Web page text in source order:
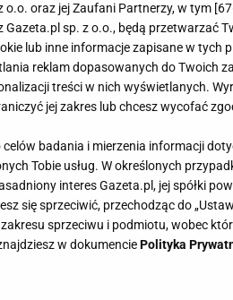
o.o. oraz jej Zaufani Partnerzy, w tym [
Gazeta.pl sp. z o.o., będą przetwarzać
lub inne informacje zapisane w tych
reklam dopasowanych do Twoich
treści w nich wyświetlanych.
jej zakres lub chcesz wycofać
badania i mierzenia informacji
Tobie usług. W określonych
interes Gazeta.pl, jej spółki
się sprzeciwić, przechodząc do
sprzeciwu i podmiotu, wobec
w dokumenciePolityka